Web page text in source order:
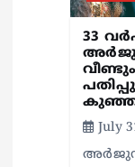
33
അർജുൻ
July